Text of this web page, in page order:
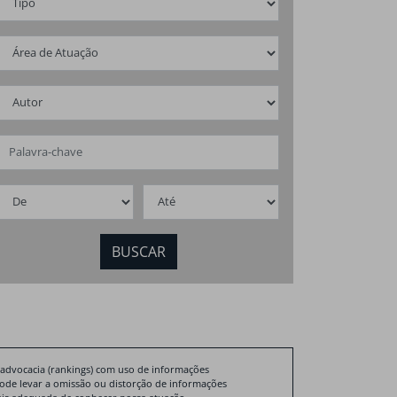
mercado de
básico
(rankings) com uso de informações
levar a omissão ou distorção de informações